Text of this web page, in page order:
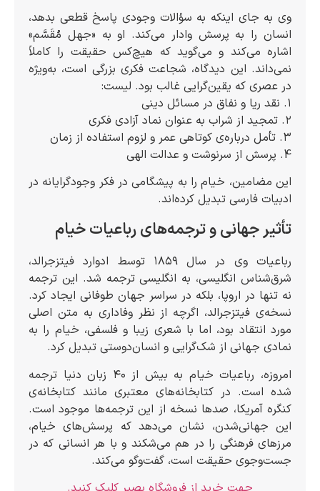
وی به جای اینکه به سؤالات وجودی پاسخ قطعی بدهد،
انسان را به پرسش وادار می‌کند. او به «جهل مُقَسَّم»
اشاره می‌کند و می‌گوید که هیچ‌کس حقیقت را کاملاً
نمی‌داند. این دیدگاه، شجاعت فکری بزرگی است، به‌ویژه
در عصری که یقین‌گرایی غالب بود. لیست:
۱. نقد ریا و نفاق در مسائل دینی
۲. تمجید از شراب به عنوان نماد آزادی فکری
۳. تأمل درباره‌ی کوتاهی عمر و لزوم استفاده از زمان
4. پرسش از سرنوشت و عدالت الهی
این مضامین، خیام را به پیشگامی در فکر وجودگرایانه در
ادبیات فارسی تبدیل کرده‌اند.
تأثیر جهانی و ترجمه‌های رباعیات خیام
رباعیات وی در سال ۱۸۵۹ توسط ادوارد فیتزجرالد،
شرق‌شناس انگلیسی، به انگلیسی ترجمه شد. این ترجمه
نه تنها در اروپا، بلکه در سراسر جهان طوفانی ایجاد کرد.
نسخه‌ی فیتزجرالد، اگرچه از نظر وفاداری به متن اصلی
مورد انتقاد بود، اما با شعری زیبا و فلسفی، خیام را به
نمادی جهانی از شک‌گرایی و انسان‌دوستی تبدیل کرد.
امروزه، رباعیات خیام به بیش از ۴۰ زبان دنیا ترجمه
شده است. در کتابخانه‌های معتبری مانند کتابخانه‌ی
کنگره آمریکا، صدها نسخه از این ترجمه‌ها موجود است.
این جهانی‌شدن، نشان می‌دهد که پرسش‌های خیام،
مرزهای فرهنگی را در هم می‌شکند و با هر انسانی که در
جست‌وجوی حقیقت است، گفت‌وگو می‌کند.